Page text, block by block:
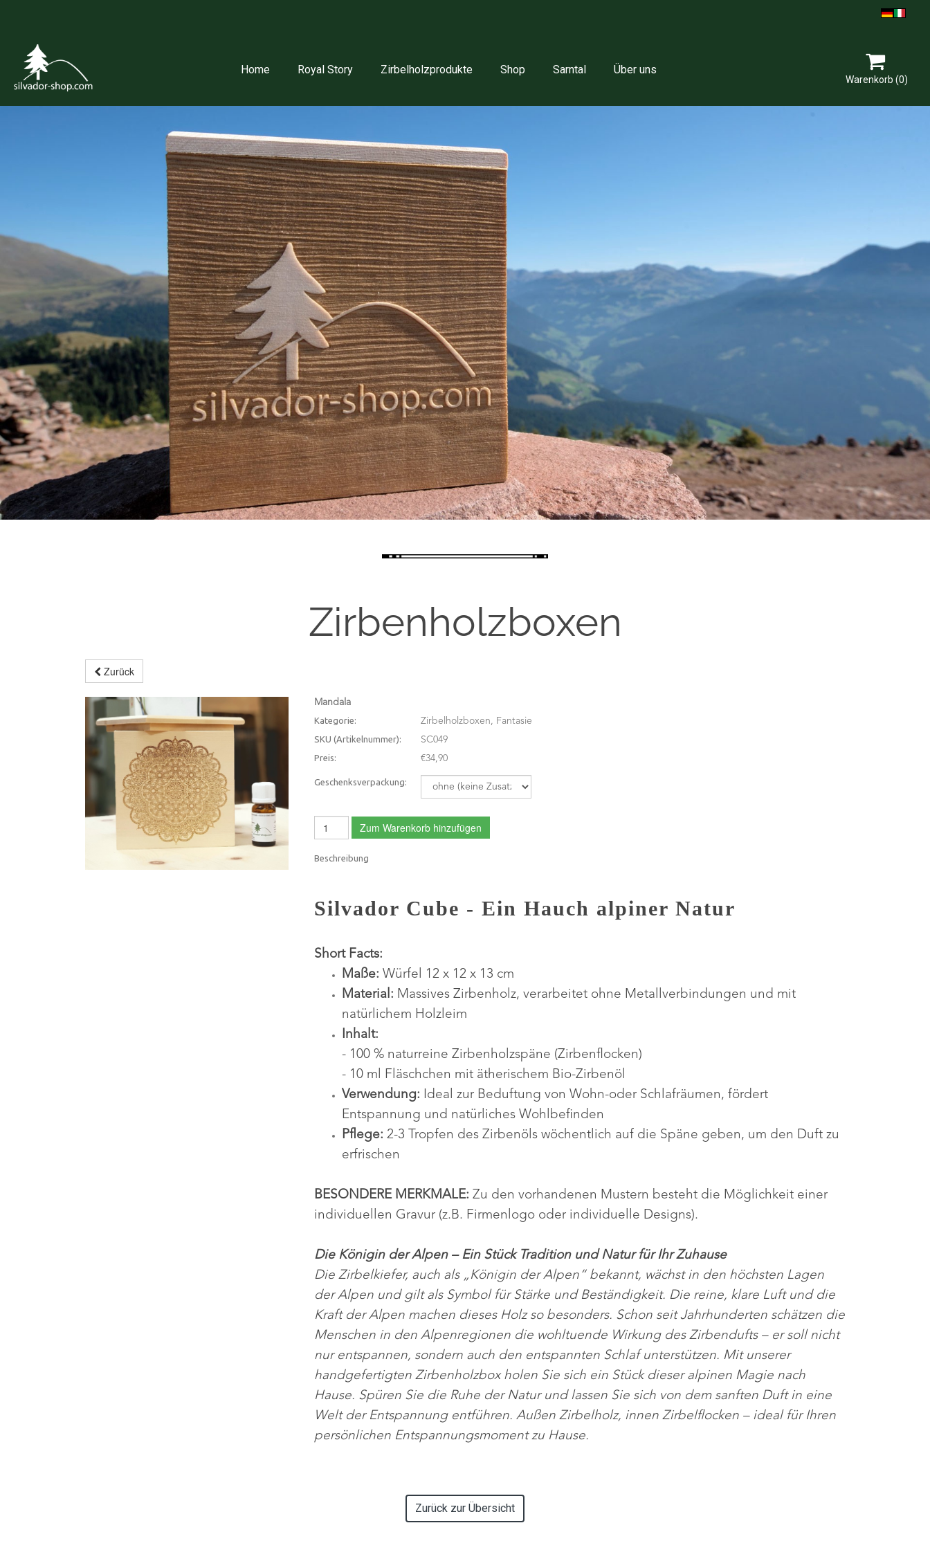
Home Royal Story Zirbelholzprodukte Shop Sarntal Über uns 
Warenkorb (0)
Zirbenholzboxen
Zurück
Mandala
Kategorie:
Zirbelholzboxen, Fantasie
SKU (Artikelnummer):
SC049
Preis:
€34,90
Geschenksverpackung:
Zum Warenkorb hinzufügen
Beschreibung
Silvador Cube - Ein Hauch alpiner Natur
Short Facts:
Maße: Würfel 12 x 12 x 13 cm
Material: Massives Zirbenholz, verarbeitet ohne Metallverbindungen und mit
natürlichem Holzleim
Inhalt:
- 100 % naturreine Zirbenholzspäne (Zirbenflocken)
- 10 ml Fläschchen mit ätherischem Bio-Zirbenöl
Verwendung: Ideal zur Beduftung von Wohn-oder Schlafräumen, fördert
Entspannung und natürliches Wohlbefinden
Pflege: 2-3 Tropfen des Zirbenöls wöchentlich auf die Späne geben, um den Duft zu
erfrischen
BESONDERE MERKMALE: Zu den vorhandenen Mustern besteht die Möglichkeit einer
individuellen Gravur (z.B. Firmenlogo oder individuelle Designs).
Die Königin der Alpen – Ein Stück Tradition und Natur für Ihr Zuhause
Die Zirbelkiefer, auch als „Königin der Alpen“ bekannt, wächst in den höchsten Lagen
der Alpen und gilt als Symbol für Stärke und Beständigkeit. Die reine, klare Luft und die
Kraft der Alpen machen dieses Holz so besonders. Schon seit Jahrhunderten schätzen die
Menschen in den Alpenregionen die wohltuende Wirkung des Zirbendufts – er soll nicht
nur entspannen, sondern auch den entspannten Schlaf unterstützen. Mit unserer
handgefertigten Zirbenholzbox holen Sie sich ein Stück dieser alpinen Magie nach
Hause. Spüren Sie die Ruhe der Natur und lassen Sie sich von dem sanften Duft in eine
Welt der Entspannung entführen. Außen Zirbelholz, innen Zirbelflocken – ideal für Ihren
persönlichen Entspannungsmoment zu Hause.
Zurück zur Übersicht